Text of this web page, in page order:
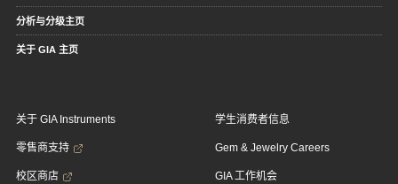
分析与分级主页
关于 GIA 主页
关于 GIA Instruments
零售商支持
校区商店
学生消费者信息
Gem & Jewelry Careers
GIA 工作机会